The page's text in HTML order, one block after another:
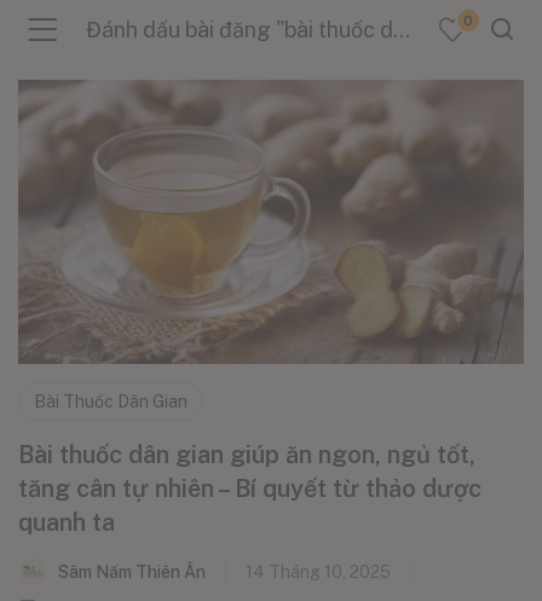
(Tin Tức )
Đánh dấu bài đăng "bài thuốc dân gian cho người gầy" 0
Bài Thuốc Dân Gian
Bài thuốc dân gian giúp ăn ngon, ngủ tốt,
tăng cân tự nhiên – Bí quyết từ thảo dược
quanh ta
Sâm Nấm Thiên Ân
14 Tháng 10, 2025